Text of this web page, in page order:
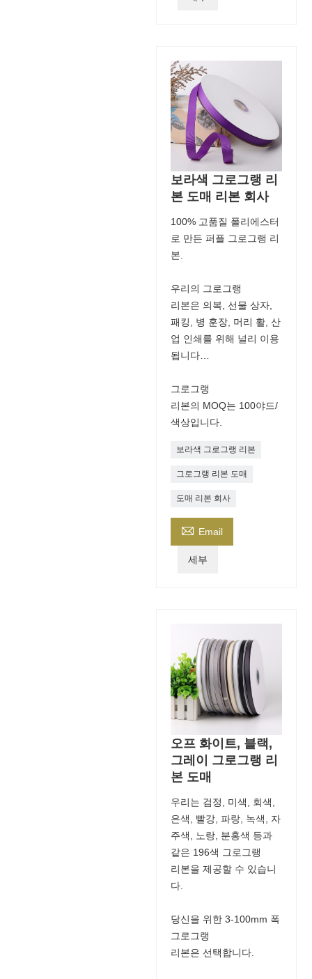
보라색 그로그랭 리
본 도매 리본 회사
100% 고품질 폴리에스터
로 만든 퍼플 그로그랭 리
본.
우리의 그로그랭
리본은 의복, 선물 상자,
패킹, 병 훈장, 머리 활, 산
업 인쇄를 위해 널리 이용
됩니다…
그로그랭
리본의 MOQ는 100야드/
색상입니다.
보라색 그로그랭 리본
그로그랭 리본 도매
도매 리본 회사
 Email
세부
오프 화이트, 블랙,
그레이 그로그랭 리
본 도매
우리는 검정, 미색, 회색,
은색, 빨강, 파랑, 녹색, 자
주색, 노랑, 분홍색 등과
같은 196색 그로그랭
리본을 제공할 수 있습니
다.
당신을 위한 3-100mm 폭
그로그랭
리본은 선택합니다.